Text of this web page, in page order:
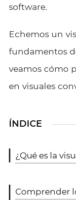
software.
Echemos un
fundamentos
veamos cómo
en visuales
ÍNDICE
¿Qué es la
Comprender